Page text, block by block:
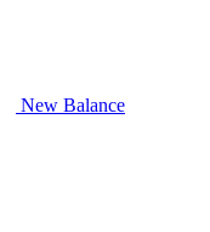
New Balance